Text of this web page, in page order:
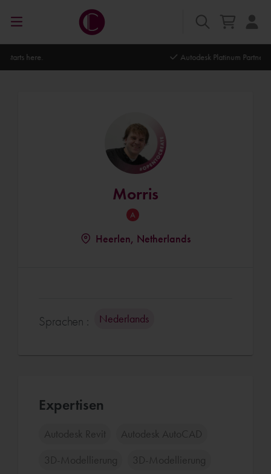
Autodesk Platinum Partner
Morris
Heerlen, Netherlands
Sprachen : Nederlands
Expertisen
Autodesk Revit Autodesk AutoCAD
3D-Modellierung 3D-Modellierung